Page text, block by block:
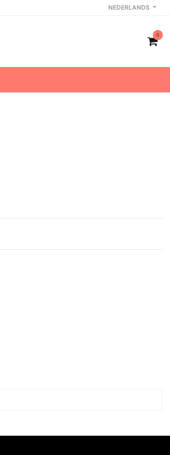
NEDERLANDS
0